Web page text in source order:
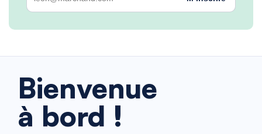
Bienvenue
à bord !